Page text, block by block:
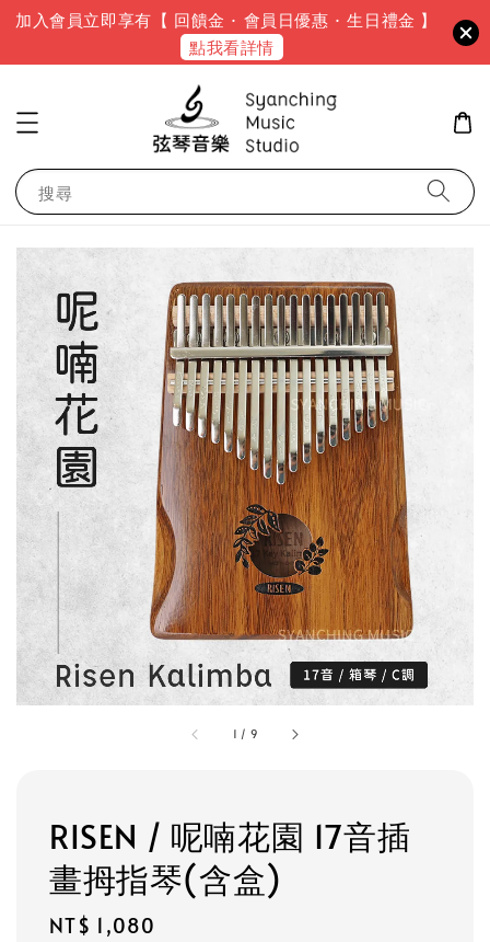
加入會員立即享有【 回饋金 · 會員日優惠 · 生日禮金 】
點我看詳情
搜尋
1 / 9
RISEN / 呢喃花園 17音插
畫拇指琴(含盒)
Regular
NT$ 1,080